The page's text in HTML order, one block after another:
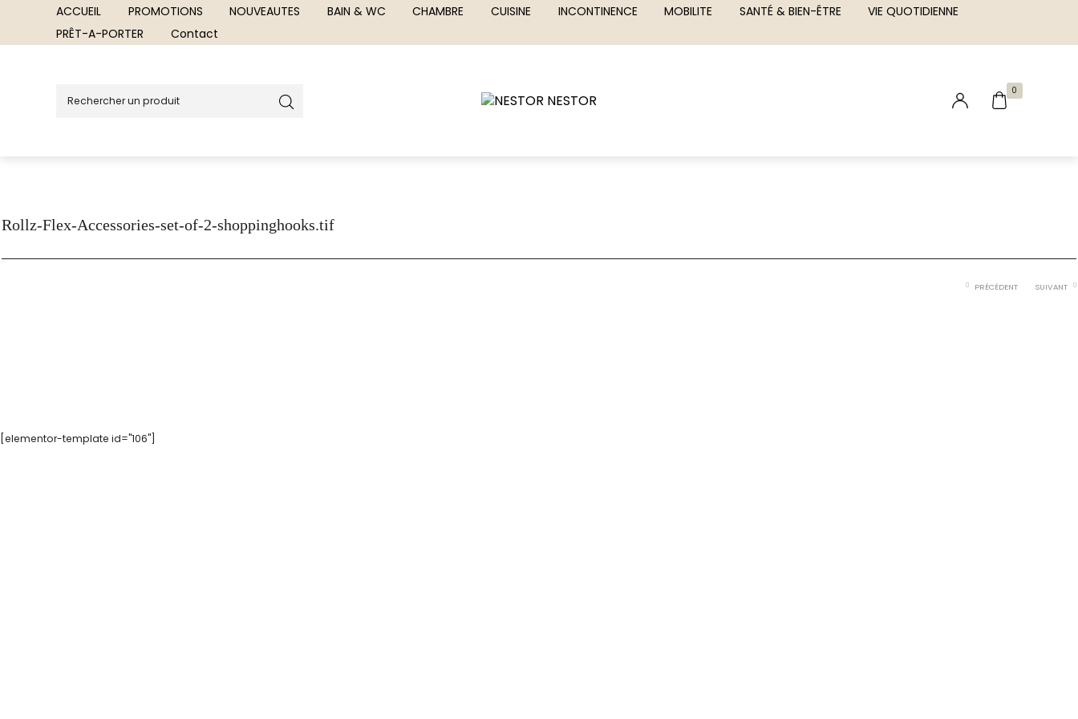
ACCUEIL PROMOTIONS NOUVEAUTES BAIN & WC CHAMBRE CUISINE INCONTINENCE MOBILITE SANTÉ & BIEN-ÊTRE
VIE QUOTIDIENNE
PRÊT-A-PORTER
Contact
0
Rollz-Flex-Accessories-set-of-2-shoppinghooks.tif
PRÉCÉDENT SUIVANT
[elementor-template id="106"]